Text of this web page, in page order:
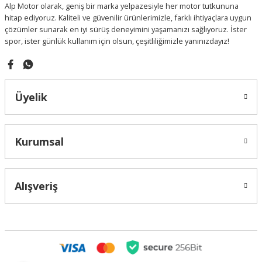
Bu ürüne benzer farklı alternatifler olmalı.
Gönder
Alp Motor olarak, geniş bir marka yelpazesiyle her motor tutkununa
hitap ediyoruz. Kaliteli ve güvenilir ürünlerimizle, farklı ihtiyaçlara uygun
çözümler sunarak en iyi sürüş deneyimini yaşamanızı sağlıyoruz. İster
spor, ister günlük kullanım için olsun, çeşitliliğimizle yanınızdayız!
Üyelik
Kurumsal
Alışveriş